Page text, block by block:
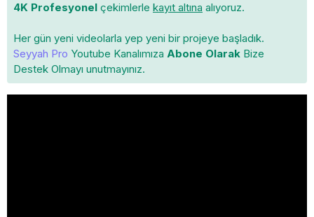
4K Profesyonel çekimlerle kayıt altına alıyoruz.
Her gün yeni videolarla yep yeni bir projeye başladık.
Seyyah Pro Youtube Kanalımıza Abone Olarak Bize
Destek Olmayı unutmayınız.